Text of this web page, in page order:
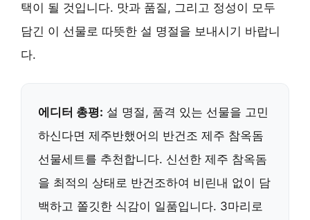
택이 될 것입니다. 맛과 품질, 그리고 정성이 모두
담긴 이 선물로 따뜻한 설 명절을 보내시기 바랍니
다.
에디터 총평: 설 명절, 품격 있는 선물을 고민
하신다면 제주반했어의 반건조 제주 참옥돔
선물세트를 추천합니다. 신선한 제주 참옥돔
을 최적의 상태로 반건조하여 비린내 없이 담
백하고 쫄깃한 식감이 일품입니다. 3마리로